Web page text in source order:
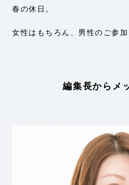
春の休日。
女性はもちろん、男性のご参加
編集長からメ